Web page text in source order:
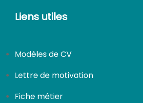
Liens utiles
Modèles de CV
Lettre de motivation
Fiche métier